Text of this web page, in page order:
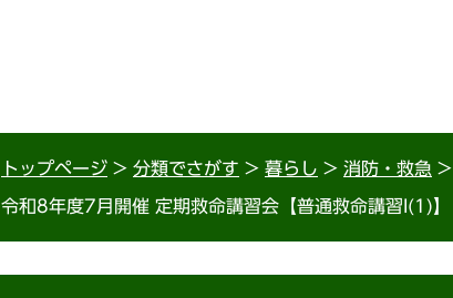
トップページ > 分類でさがす > 暮らし > 消防・救急 >
令和8年度7月開催 定期救命講習会【普通救命講習I(1)】